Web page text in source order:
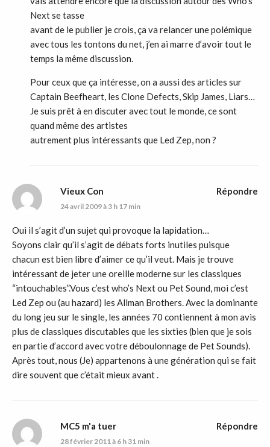
Next se tasse
avant de le publier je crois, ça va relancer une polémique
avec tous les tontons du net, j’en ai marre d’avoir tout le
temps la même discussion.
Pour ceux que ça intéresse, on a aussi des articles sur
Captain Beefheart, les Clone Defects, Skip James, Liars…
Je suis prêt à en discuter avec tout le monde, ce sont
quand même des artistes
autrement plus intéressants que Led Zep, non ?
Vieux Con
24 avril 2009 à 3 h 17 min
Oui il s’agit d’un sujet qui provoque la lapidation…
Soyons clair qu’il s’agit de débats forts inutiles puisque
chacun est bien libre d’aimer ce qu’il veut. Mais je trouve
intéressant de jeter une oreille moderne sur les classiques
“intouchables”.Vous c’est who’s Next ou Pet Sound, moi c’est
Led Zep ou (au hazard) les Allman Brothers. Avec la dominante
du long jeu sur le single, les années 70 contiennent à mon avis
plus de classiques discutables que les sixties (bien que je sois
en partie d’accord avec votre déboulonnage de Pet Sounds).
Après tout, nous (Je) appartenons à une génération qui se fait
dire souvent que c’était mieux avant .
Répondre
MC5 m'a tuer
28 février 2011 à 6 h 31 min
Répondre